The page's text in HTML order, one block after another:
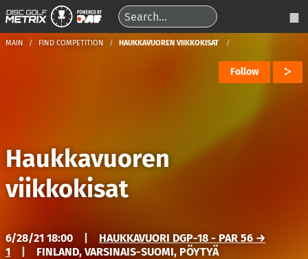
MAIN FIND COMPETITION HAUKKAVUOREN VIIKKOKISAT
Follow
Haukkavuoren
viikkokisat
6/28/21 18:00
HAUKKAVUORI DGP-18 - PAR 56 →
1
FINLAND, VARSINAIS-SUOMI, PÖYTYÄ